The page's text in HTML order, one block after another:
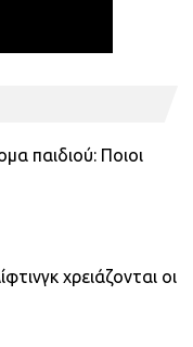
παιδιού: Ποιοι
χρειάζονται οι